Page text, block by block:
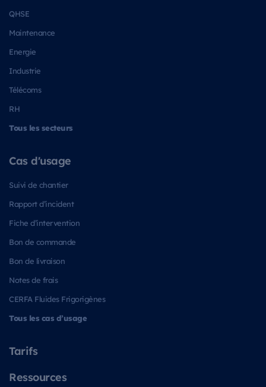
QHSE
Maintenance
Energie
Industrie
Télécoms
RH
Tous les secteurs
Cas d'usage
Suivi de chantier
Rapport d’incident
Fiche d’intervention
Bon de commande
Bon de livraison
Notes de frais
CERFA Fluides Frigorigènes
Tous les cas d’usage
Tarifs
Ressources